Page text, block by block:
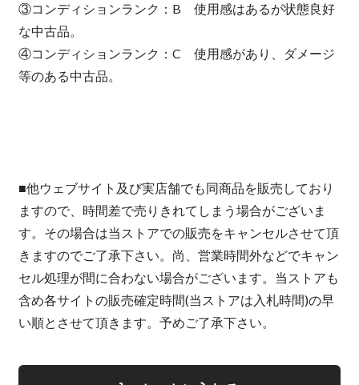
③コンディションランク：B 使用感はあるが状態良好
な中古品。
④コンディションランク：C 使用感があり、ダメージ
等のある中古品。
■他ウェブサイト及び実店舗でも同商品を販売しており
ますので、時間差で売りきれてしまう場合がございま
す。その場合は当ストアでの販売をキャンセルさせて頂
きますのでご了承下さい。尚、営業時間外などでキャン
セル処理が間に合わない場合がございます。当ストアも
含め各サイトの販売確定時間(当ストアは入札時間)の早
い順とさせて頂きます。予めご了承下さい。